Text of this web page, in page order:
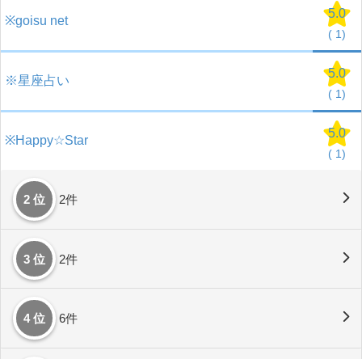
※goisu net
5.0
( 1)
※星座占い
5.0
( 1)
※Happy☆Star
5.0
( 1)
2 位 2件
3 位 2件
4 位 6件